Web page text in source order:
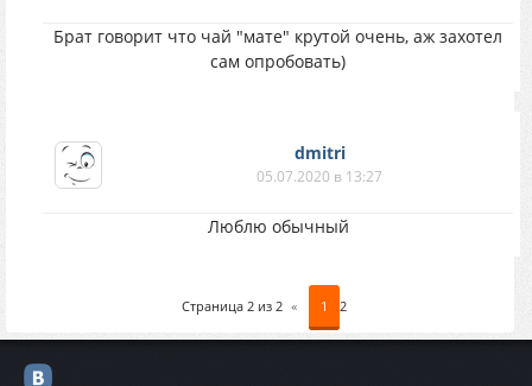
Брат говорит что чай "мате" крутой очень, аж захотел
сам опробовать)
dmitri
05.07.2020 в 13:27
Люблю обычный
Страница 2 из 2 « 1 2